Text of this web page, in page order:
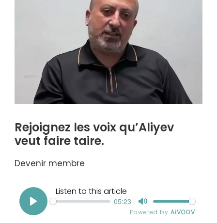
Rejoignez les voix qu’Aliyev
veut faire taire.
Devenir membre